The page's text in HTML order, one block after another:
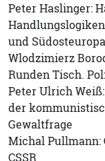
Peter Haslinger:
und Südosteuropa
Wlodzimierz
Runden Tisch.
Peter Ulrich
der
Gewaltfrage
Michal Pullmann:
CSSR